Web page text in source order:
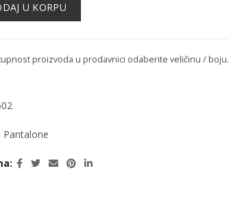
U KORPU
proizvoda u prodavnici odaberite veličinu / boju.
Pantalone